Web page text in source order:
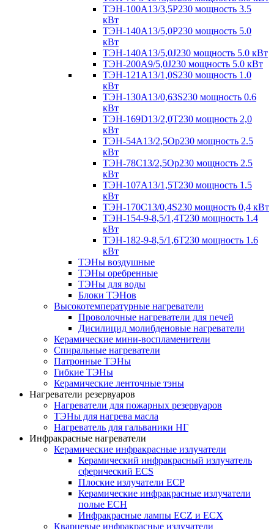
ТЭН-100А13/3,5Р230 мощность 3.5
кВт
ТЭН-140А13/5,0Р230 мощность 5.0
кВт
ТЭН-140А13/5,0J230 мощность 5.0 кВт
ТЭН-200А9/5,0J230 мощность 5.0 кВт
ТЭН-121А13/1,0S230 мощность 1.0
кВт
ТЭН-130А13/0,63S230 мощность 0.6
кВт
ТЭН-169D13/2,0T230 мощность 2,0
кВт
ТЭН-54А13/2,5Ор230 мощность 2.5
кВт
ТЭН-78С13/2,5Ор230 мощность 2.5
кВт
ТЭН-107А13/1,5Т230 мощность 1.5
кВт
ТЭН-170C13/0,4S230 мощность 0,4 кВт
ТЭН-154-9-8,5/1,4Т230 мощность 1.4
кВт
ТЭН-182-9-8,5/1,6Т230 мощность 1.6
кВт
ТЭНы воздушные
ТЭНы оребренные
ТЭНы для воды
Блоки ТЭНов
Высокотемпературные нагреватели
Проволочные нагреватели для печей
Дисилицид молибденовые нагреватели
Керамические мини-воспламенители
Спиральные нагреватели
Патронные ТЭНы
Гибкие ТЭНы
Керамические ленточные тэны
Нагреватели резервуаров
Нагреватели для пожарных резервуаров
ТЭНы для нагрева масла
Нагреватель для гальваники НГ
Инфракрасные нагреватели
Керамические инфракрасные излучатели
Керамический инфракрасный излучатель
сферический ECS
Плоские излучатели ECP
Керамические инфракрасные излучатели
полые ECH
Инфракрасные лампы ECZ и ECX
Кварцевые инфракрасные излучатели